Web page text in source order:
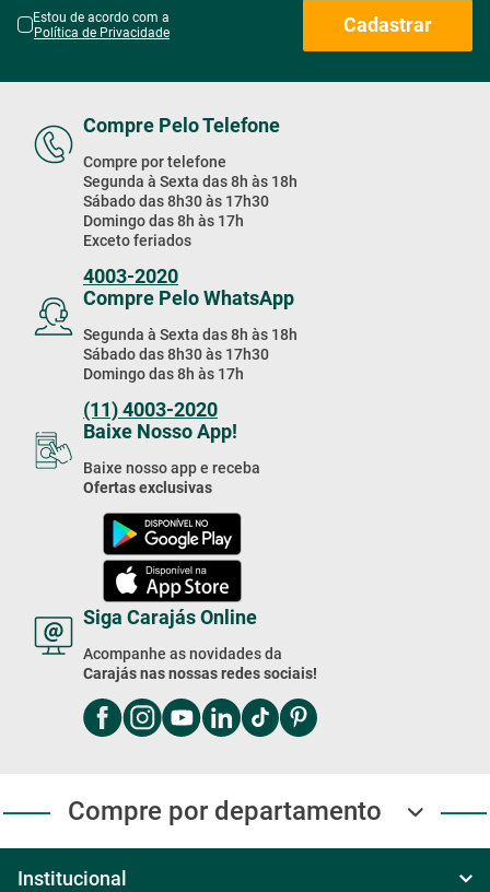
Estou de acordo com a
Política de Privacidade
Cadastrar
Compre Pelo Telefone
Compre por telefone
Segunda à Sexta das 8h às 18h
Sábado das 8h30 às 17h30
Domingo das 8h às 17h
Exceto feriados
4003-2020
Compre Pelo WhatsApp
Segunda à Sexta das 8h às 18h
Sábado das 8h30 às 17h30
Domingo das 8h às 17h
(11) 4003-2020
Baixe Nosso App!
Baixe nosso app e receba
Ofertas exclusivas
Siga Carajás Online
Acompanhe as novidades da
Carajás nas nossas redes sociais!
Compre por departamento
Institucional